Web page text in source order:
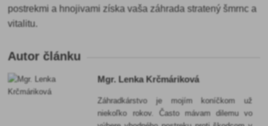
postrekmi a hnojivami získa vaša záhrada stratený šmrnc a
vitalitu.
Autor článku
Mgr. Lenka Krčmáriková
Záhradkárstvo je mojím koníčkom už
niekoľko rokov. Často mávam dilemu vo